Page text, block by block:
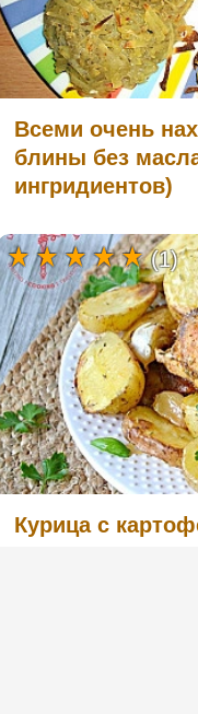
Всеми очень
блины без
ингридиентов)
Курица с
(1)